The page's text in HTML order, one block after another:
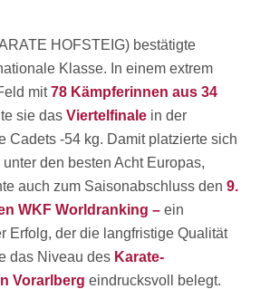
HOFSTEIG) bestätigte
Klasse. In einem extrem
mit78 Kämpferinnen aus 34
sie das Viertelfinalein der
Cadets -54 kg. Damit platzierte sich
den besten Acht Europas,
auch zum Saisonabschluss den 9.
WKF Worldranking – ein
Erfolg, der die langfristige Qualität
das Niveau des Karate-
Vorarlberg eindrucksvoll belegt.